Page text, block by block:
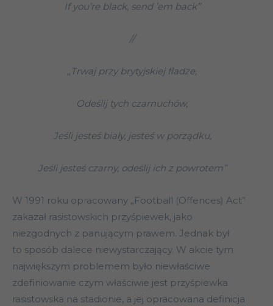
If you’re black, send ’em back”
//
„Trwaj przy brytyjskiej fladze,
Odeślij tych czarnuchów,
Jeśli jesteś biały, jesteś w porządku,
Jeśli jesteś czarny, odeślij ich z powrotem”
W 1991 roku opracowany „Football (Offences) Act”
zakazał rasistowskich przyśpiewek, jako
niezgodnych z panującym prawem. Jednak był
to sposób dalece niewystarczający. W akcie tym
największym problemem było niewłaściwe
zdefiniowanie czym właściwie jest przyśpiewka
rasistowska na stadionie, a jej opracowana definicja